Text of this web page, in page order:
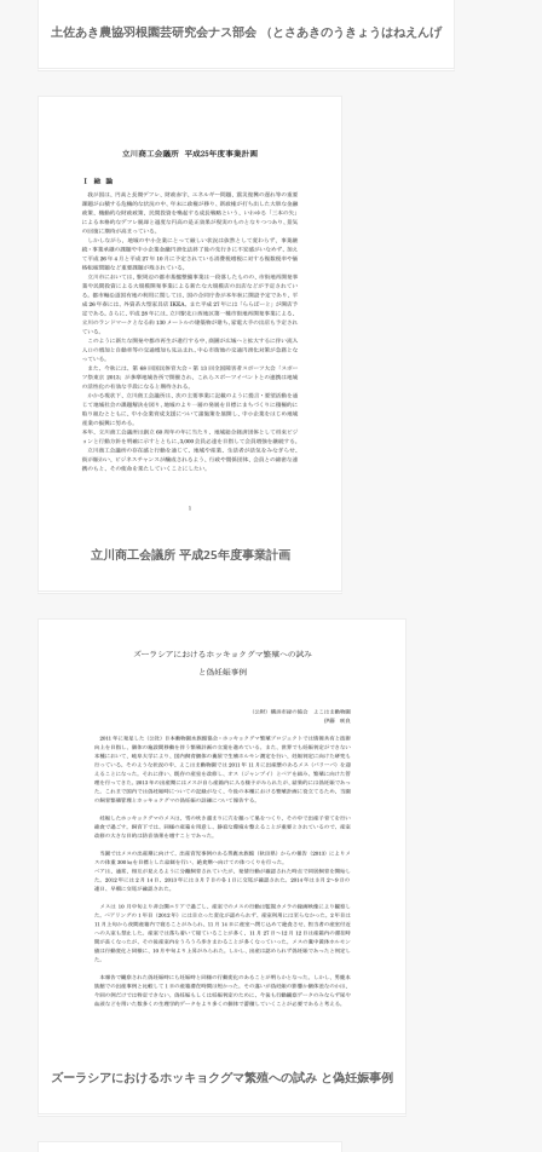
土佐あき農協羽根園芸研究会ナス部会 （とさあきのうきょうはねえんげ
立川商工会議所 平成25年度事業計画
ズーラシアにおけるホッキョクグマ繁殖への試み と偽妊娠事例